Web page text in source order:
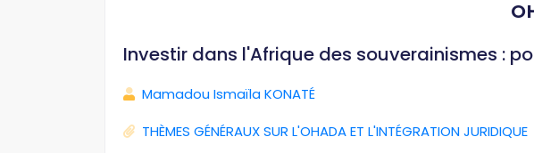
Investir dans l'Afrique des souverainismes :
Mamadou Ismaïla KONATÉ
THÈMES GÉNÉRAUX SUR L'OHADA ET L'INTÉGRATION JURIDIQUE